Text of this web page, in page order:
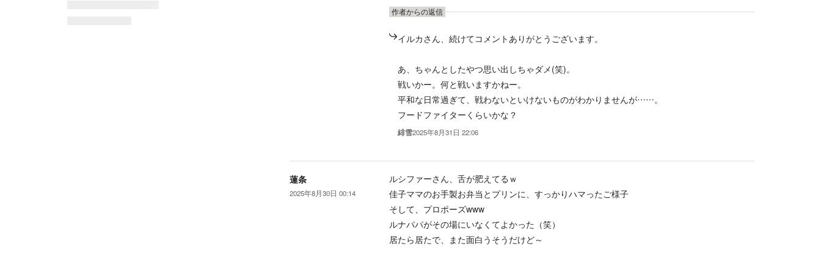
作者からの返信
イルカさん、続けてコメントありがとうございます。
あ、ちゃんとしたやつ思い出しちゃダメ(笑)。
戦いかー。何と戦いますかねー。
平和な日常過ぎて、戦わないといけないものがわかりませんが……。
フードファイターくらいかな？
緋雪2025年8月31日 22:06
蓮条
2025年8月30日 00:14
ルシファーさん、舌が肥えてるｗ
佳子ママのお手製お弁当とプリンに、すっかりハマったご様子
そして、プロポーズwww
ルナパパがその場にいなくてよかった（笑）
居たら居たで、また面白うそうだけど～